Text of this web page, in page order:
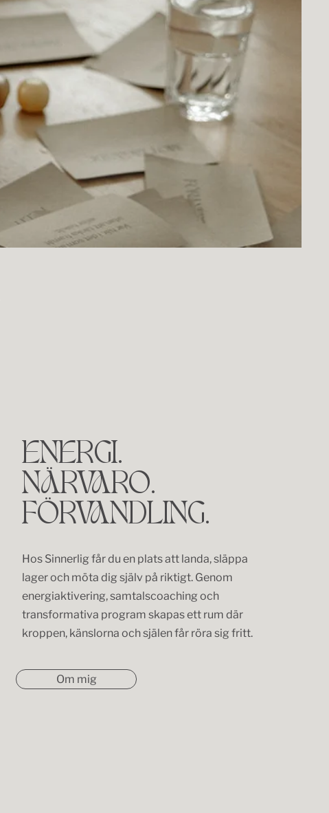
ENERGI.
NÄRVARO.
FÖRVANDLING.
Hos Sinnerlig får du en plats att landa, släppa
lager och möta dig själv på riktigt. Genom
energiaktivering, samtalscoaching och
transformativa program skapas ett rum där
kroppen, känslorna och själen får röra sig fritt.
Om mig